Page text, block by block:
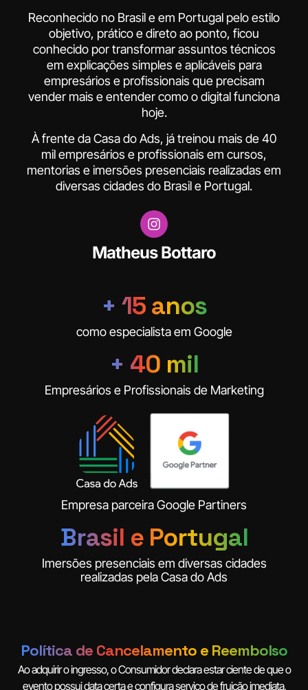
Reconhecido no Brasil e em Portugal pelo estilo
objetivo, prático e direto ao ponto, ficou
conhecido por transformar assuntos técnicos
em explicações simples e aplicáveis para
empresários e profissionais que precisam
vender mais e entender como o digital funciona
hoje.
À frente da Casa do Ads, já treinou mais de 40
mil empresários e profissionais em cursos,
mentorias e imersões presenciais realizadas em
diversas cidades do Brasil e Portugal.
Matheus Bottaro
+ 15 anos
como especialista em Google
+ 40 mil
Empresários e Profissionais de Marketing
Empresa parceira Google Partiners
Brasil e Portugal
Imersões presenciais em diversas cidades
realizadas pela Casa do Ads
Política de Cancelamento e Reembolso
Ao adquirir o ingresso, o Consumidor declara estar ciente de que o
evento possui data certa e configura serviço de fruição imediata,